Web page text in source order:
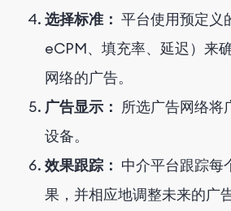
选择标准： 平台使用预定义
eCPM、填充率、延迟）来
网络的广告。
广告显示： 所选广告网络将
设备。
效果跟踪： 中介平台跟踪每
果，并相应地调整未来的广